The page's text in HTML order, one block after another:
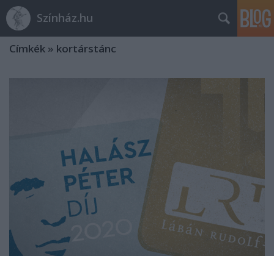
Színház.hu
Címkék » kortárstánc